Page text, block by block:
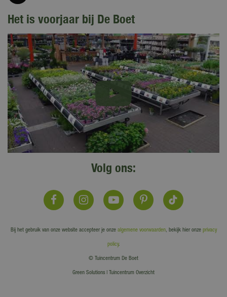
Het is voorjaar bij De Boet
Volg ons:
Bij het gebruik van onze website accepteer je onze algemene voorwaarden, bekijk hier onze privacy
policy.
© Tuincentrum De Boet
Green Solutions | Tuincentrum Overzicht